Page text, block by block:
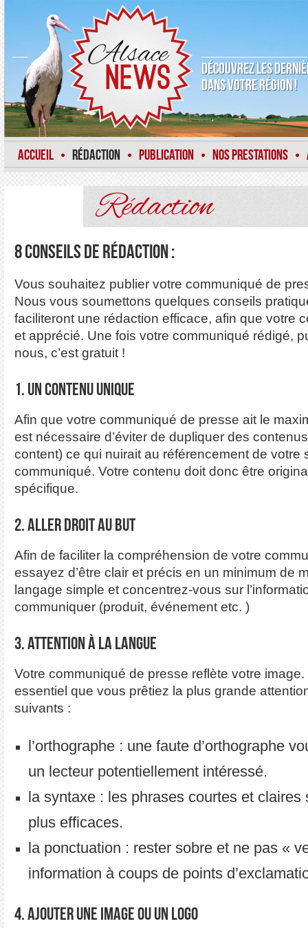
DÉCOUVREZ LES
DANS VOTRE RÉGION !
ACCUEIL • RÉDACTION • PUBLICATION • NOS PRESTATIONS •
Rédaction
8 conseils de rédaction :
Vous souhaitez publier votre communiqué de
Nous vous soumettons quelques conseils
faciliteront une rédaction efficace, afin que votre
et apprécié. Une fois votre communiqué rédigé,
nous, c’est gratuit !
1. Un contenu unique
Afin que votre communiqué de presse ait le
est nécessaire d’éviter de dupliquer des
content) ce qui nuirait au référencement de votre
communiqué. Votre contenu doit donc être
spécifique.
2. Aller droit au but
Afin de faciliter la compréhension de votre
essayez d’être clair et précis en un minimum de
langage simple et concentrez-vous sur
communiquer (produit, événement etc. )
3. Attention à la langue
Votre communiqué de presse reflète votre
essentiel que vous prêtiez la plus grande
suivants :
l’orthographe : une faute d’orthographe
un lecteur potentiellement intéressé.
la syntaxe : les phrases courtes et claires
plus efficaces.
la ponctuation : rester sobre et ne pas «
information à coups de points
4. Ajouter une image ou un logo